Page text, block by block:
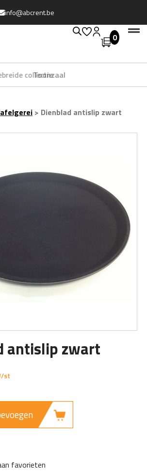
info@abcrent.be
0
Uitgebreide collectie
> Dienblad antislip zwart
antislip zwart
favorieten